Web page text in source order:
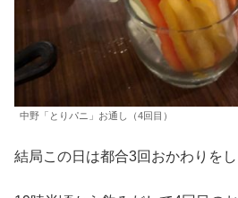
中野「とりパニ」お通し（4回目）
結局この日は都合3回おかわりをし